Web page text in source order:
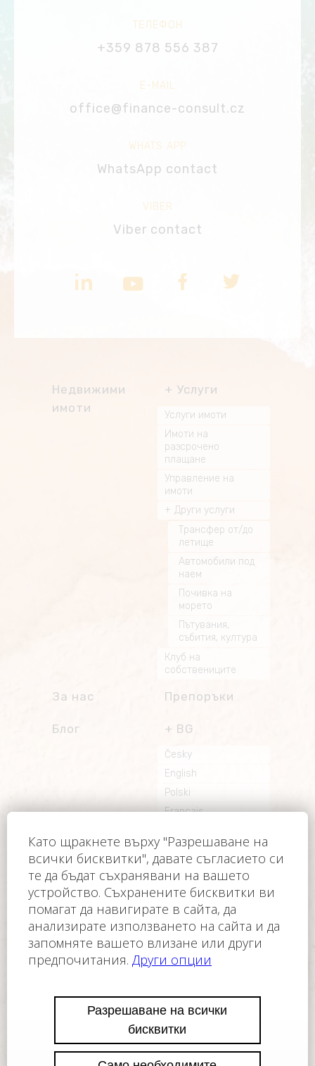
ТЕЛЕФОН
+359 878 556 387
E-MAIL
office@finance-consult.cz
WHATS APP
WhatsApp contact
VIBER
Viber contact
Недвижими
имоти
Услуги
Услуги имоти
Имоти на
разсрочено
плащане
Управление на
имоти
Други услуги
Трансфер от/до
летище
Автомобили под
наем
Почивка на
морето
Пътувания,
събития, култура
Клуб на
собствениците
За нас Препоръки
Блог BG
Česky
English
Polski
Français
Русский
Контакт
Оператор на уебсайта е FC FINANCE-CONSULT
ČR, s.r.o.